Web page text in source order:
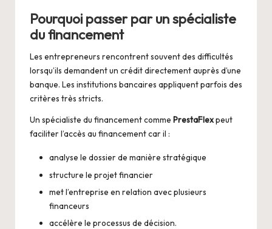
Pourquoi passer par un spécialiste
du financement
Les entrepreneurs rencontrent souvent des difficultés
lorsqu’ils demandent un crédit directement auprès d’une
banque. Les institutions bancaires appliquent parfois des
critères très stricts.
Un spécialiste du financement comme PrestaFlexpeut
faciliter l’accès au financement car il :
analyse le dossier de manière stratégique
structure le projet financier
met l’entreprise en relation avec plusieurs
financeurs
accélère le processus de décision.